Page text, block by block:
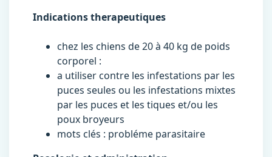
Indications therapeutiques
chez les chiens de 20 à 40 kg de poids
corporel :
a utiliser contre les infestations par les
puces seules ou les infestations mixtes
par les puces et les tiques et/ou les
poux broyeurs
mots clés : probléme parasitaire